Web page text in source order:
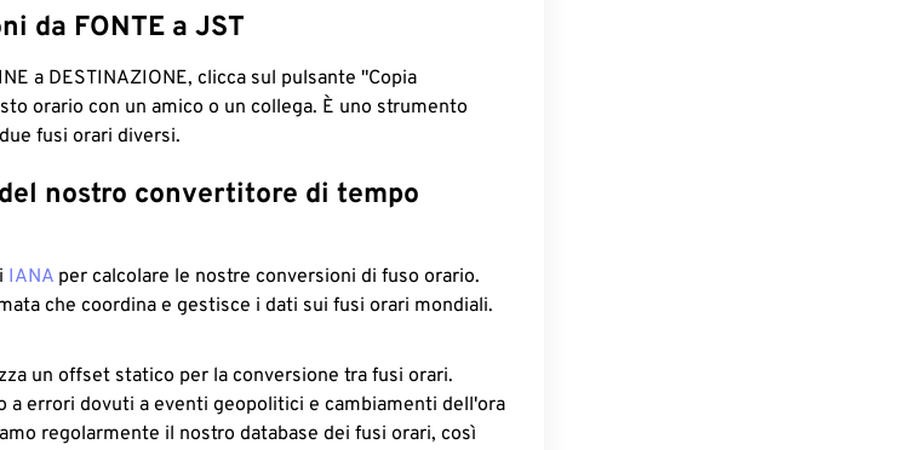
da FONTE a JST
a DESTINAZIONE, clicca sul pulsante "Copia
orario con un amico o un collega. È uno strumento
fusi orari diversi.
nostro convertitore di tempo
IANA per calcolare le nostre conversioni di fuso orario.
che coordina e gestisce i dati sui fusi orari mondiali.
un offset statico per la conversione tra fusi orari.
a errori dovuti a eventi geopolitici e cambiamenti dell'ora
regolarmente il nostro database dei fusi orari, così